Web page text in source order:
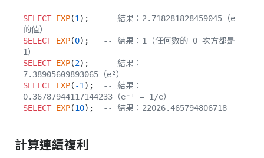
SELECT EXP(1 );
-- 結果：2.718281828459045（e
的值）
SELECT EXP(0);
-- 結果：1（任何數的 0 次方都是
1）
SELECT EXP(2);
-- 結果：
7.38905609893065（e²）
SELECT EXP( -1 );
-- 結果：
0.36787944117144233（e⁻¹ = 1/e）
SELECT EXP(10); -- 結果：22026.465794806718
計算連續複利